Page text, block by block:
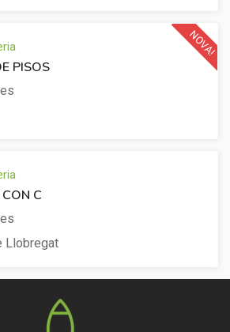
PISOS
NOVA!
C
Llobregat